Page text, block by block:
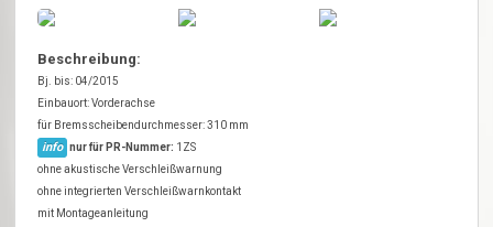
Beschreibung:
Bj. bis: 04/2015
Einbauort: Vorderachse
für Bremsscheibendurchmesser: 310 mm
info nur für PR-Nummer: 1ZS
ohne akustische Verschleißwarnung
ohne integrierten Verschleißwarnkontakt
mit Montageanleitung